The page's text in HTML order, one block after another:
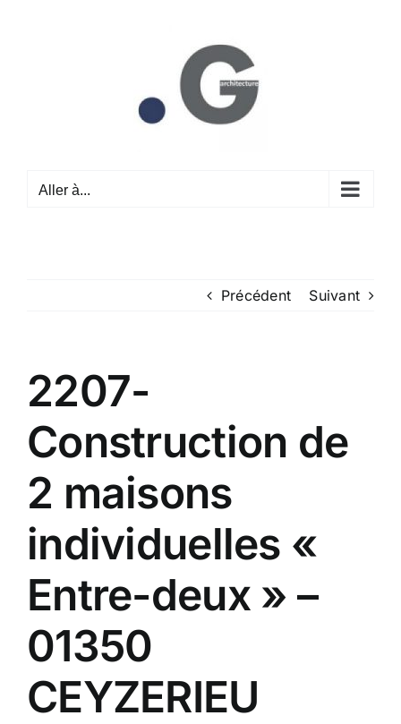
Aller à...
Précédent Suivant
2207-
Construction de
2 maisons
individuelles «
Entre-deux » –
01350
CEYZERIEU